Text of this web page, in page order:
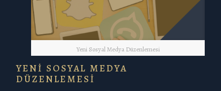
Yeni Sosyal Medya Düzenlemesi
YENİ SOSYAL MEDYA
DÜZENLEMESİ